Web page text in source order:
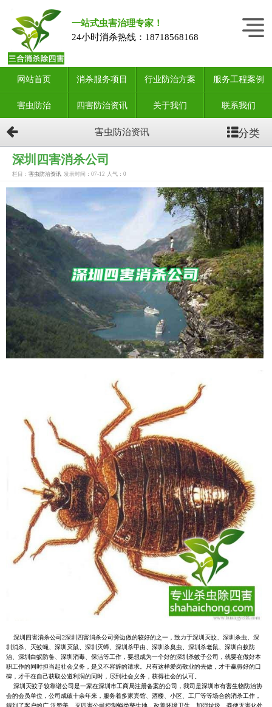
一站式虫害治理专家！
24小时消杀热线： 18718568168
网站首页 消杀服务项目 行业防治方案 服务工程案例
害虫防治 四害防治资讯 关于我们 联系我们
害虫防治资讯 分类
深圳四害消杀公司
栏目： 害虫防治资讯 发表时间：07-12 人气： 0
深圳四害消杀公司2深圳四害消杀公司旁边做的较好的之一，致力于深圳灭蚊、深圳杀虫、深
圳消杀、灭蚊蝇、深圳灭鼠、深圳灭蟑、深圳杀甲由、深圳杀臭虫、深圳杀老鼠、深圳白蚁防
治、深圳白蚁防备、深圳消毒、保洁等工作，要想成为一个好的深圳杀蚊子公司，就要在做好本
职工作的同时担当起社会义务，是义不容辞的请求。只有这样爱岗敬业的去做，才干赢得好的口
碑，才干在自己获取公道利润的同时，尽到社会义务，获得社会的认可。
深圳灭蚊子较靠谱公司是一家在深圳市工商局注册备案的公司，我司是深圳市有害生物防治协
会的会员单位，公司成破十余年来，服务着多家宾馆、酒楼、小区、工厂等等场合的消杀工作，
得到了客户的广 泛赞美。灭四害公司控制蝇类孳生地，改善环境卫生、加强垃圾、粪便无害化处